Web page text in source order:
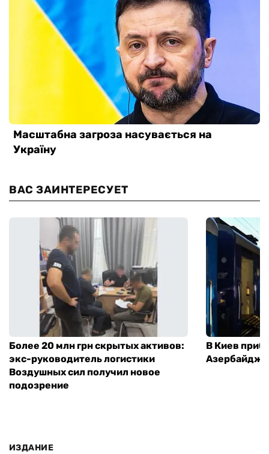
ВАС ЗАИНТЕРЕСУЕТ
Более 20 млн грн скрытых активов:
экс-руководитель логистики
Воздушных сил получил новое
подозрение
В Киев
ИЗДАНИЕ